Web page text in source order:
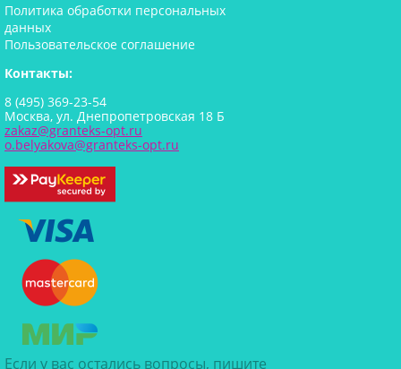
Политика обработки персональных
данных
Пользовательское соглашение
Контакты:
8 (495) 369-23-54
Москва, ул. Днепропетровская 18 Б
zakaz@granteks-opt.ru
o.belyakova@granteks-opt.ru
Если у вас остались вопросы, пишите